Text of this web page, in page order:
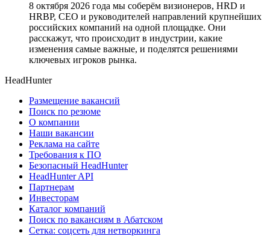
8 октября 2026 года мы соберём визионеров, HRD и
HRBP, СЕО и руководителей направлений крупнейших
российских компаний на одной площадке. Они
расскажут, что происходит в индустрии, какие
изменения самые важные, и поделятся решениями
ключевых игроков рынка.
HeadHunter
Размещение вакансий
Поиск по резюме
О компании
Наши вакансии
Реклама на сайте
Требования к ПО
Безопасный HeadHunter
HeadHunter API
Партнерам
Инвесторам
Каталог компаний
Поиск по вакансиям в Абатском
Сетка: соцсеть для нетворкинга